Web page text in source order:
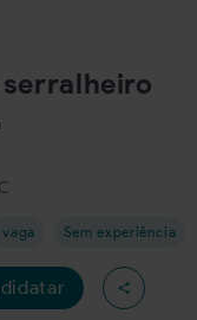
vaga Sem experiência